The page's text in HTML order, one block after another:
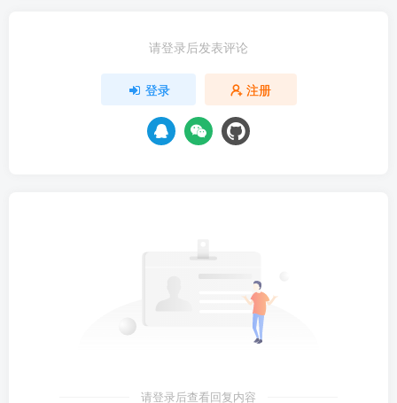
请登录后发表评论
登录 注册
请登录后查看回复内容